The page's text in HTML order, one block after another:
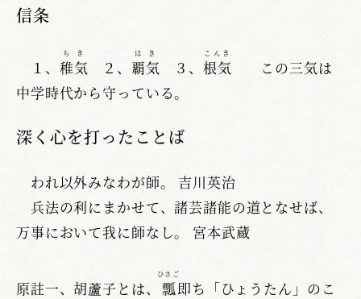
信条
１、 稚気
ちき
２、 覇気
はき
３、根気
こんき
この三気は
中学時代から守っている。
深く心を打ったことば
われ以外みなわが師。 吉川英治
兵法の利にまかせて、諸芸諸能の道となせば、
万事において我に師なし。 宮本武蔵
原註一、胡蘆子とは、 瓢
ひさご
即ち「ひょうたん」のこ